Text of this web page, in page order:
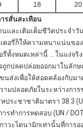
18 20
รสั่นสะเทือน
และเติมเต็มชีวิตประจำวั
อรี่ก็ให้ความหนาแน่นขอ
รี่ทั้งหมดเหล่านี้ ... ในแง่
กปลดปล่อยออกมาในลัก
ส่งเพื่อให้สอดคล้องกับม
ามปลอดภัยในระหว่างกา
ระชาชาติมาตรา 38.3
ทำการทดสอบ (UN /
าวะไดนามิกเท่านั้นที่การ